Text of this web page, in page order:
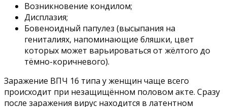
Возникновение кондилом;
Дисплазия;
Бовеноидный папулез (высыпания на
гениталиях, напоминающие бляшки, цвет
которых может варьироваться от жёлтого до
тёмно-коричневого).
Заражение ВПЧ 16 типа у женщин чаще всего
происходит при незащищённом половом акте. Сразу
после заражения вирус находится в латентном